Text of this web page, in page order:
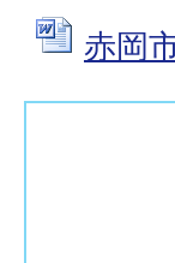
赤岡